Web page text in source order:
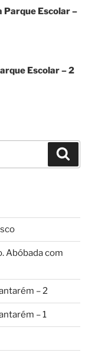
Parque Escolar –
Escolar – 2
Abóbada com
– 2
– 1